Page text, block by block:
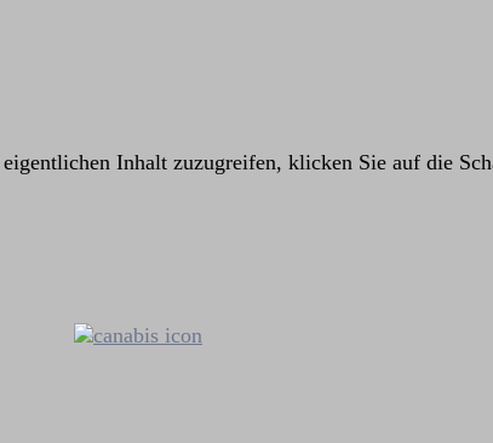
Inhalt zuzugreifen, klicken Sie auf die